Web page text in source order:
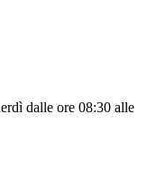
dalle ore 08:30 alle